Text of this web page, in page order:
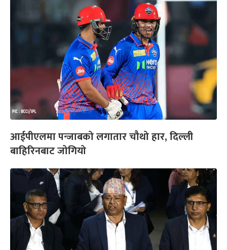
आईपीएलमा पन्जाबको लगातार चौथो हार, दिल्ली
बाहिरिनबाट जोगियो